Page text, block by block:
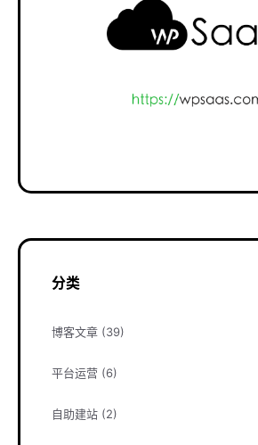
分类
博客文章 (39)
平台运营 (6)
自助建站 (2)